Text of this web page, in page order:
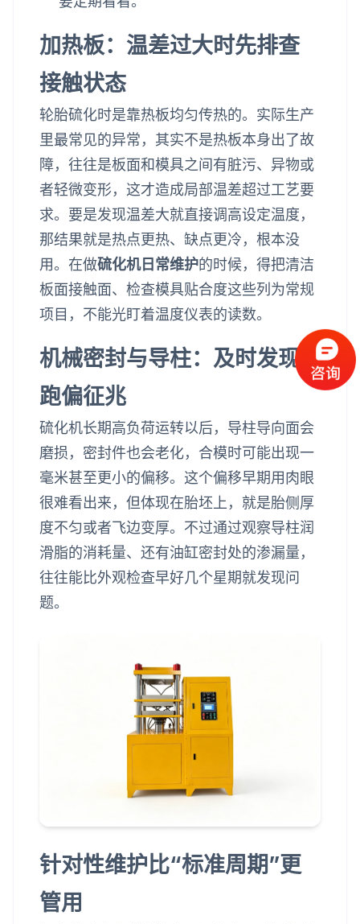
加热板：温差过大时先排查
接触状态
轮胎硫化时是靠热板均匀传热的。实际生产
里最常见的异常，其实不是热板本身出了故
障，往往是板面和模具之间有脏污、异物或
者轻微变形，这才造成局部温差超过工艺要
求。要是发现温差大就直接调高设定温度，
那结果就是热点更热、缺点更冷，根本没
用。在做硫化机日常维护的时候，得把清洁
板面接触面、检查模具贴合度这些列为常规
项目，不能光盯着温度仪表的读数。
机械密封与导柱：及时发现
跑偏征兆
硫化机长期高负荷运转以后，导柱导向面会
磨损，密封件也会老化，合模时可能出现一
毫米甚至更小的偏移。这个偏移早期用肉眼
很难看出来，但体现在胎坯上，就是胎侧厚
度不匀或者飞边变厚。不过通过观察导柱润
滑脂的消耗量、还有油缸密封处的渗漏量，
往往能比外观检查早好几个星期就发现问
题。
针对性维护比“标准周期”更
管用